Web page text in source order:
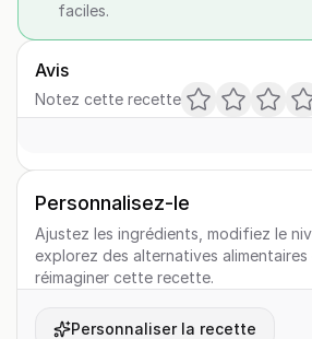
faciles.
Avis
Notez cette recette
Personnalisez-le
Ajustez les ingrédients, modifiez le
explorez des alternatives alimentaires
réimaginer cette recette.
Personnaliser la recette